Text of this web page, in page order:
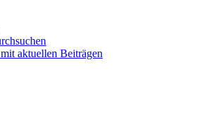
aktuellen Beiträgen